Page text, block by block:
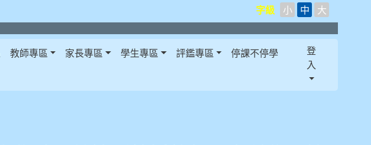
字級 小 中 大
教師專區 家長專區 學生專區 評鑑專區 停課不停學
登
入